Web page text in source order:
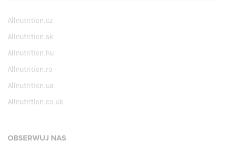
Allnutrition.cz
Allnutrition.sk
Allnutrition.hu
Allnutrition.ro
Allnutrition.ua
Allnutrition.co.uk
OBSERWUJ NAS